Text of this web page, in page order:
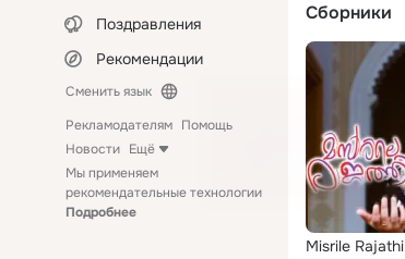
Поздравления
Рекомендации
Сменить язык
Рекламодателям Помощь
Новости Ещё
Мы применяем
рекомендательные технологии
Подробнее
Сборники
Misrile Rajathi